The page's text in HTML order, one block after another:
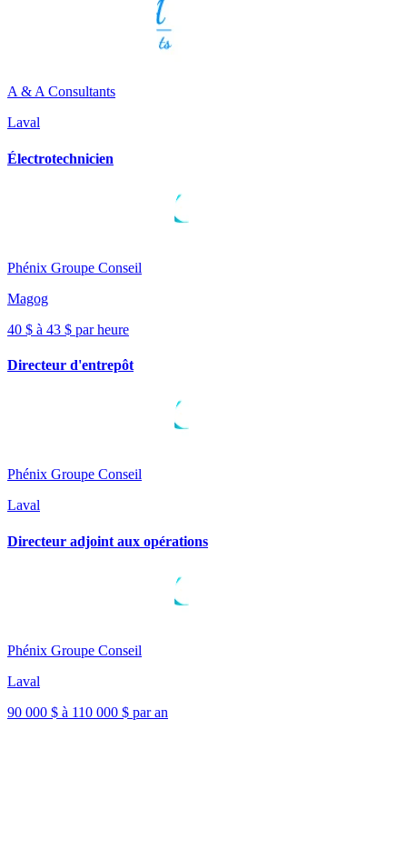
A & A Consultants
Laval
Électrotechnicien
Phénix Groupe Conseil
Magog
40 $ à 43 $ par heure
Directeur d'entrepôt
Phénix Groupe Conseil
Laval
Directeur adjoint aux opérations
Phénix Groupe Conseil
Laval
90 000 $ à 110 000 $ par an